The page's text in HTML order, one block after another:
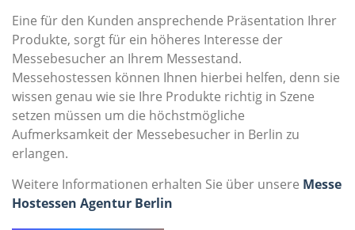
Eine für den Kunden ansprechende Präsentation Ihrer
Produkte, sorgt für ein höheres Interesse der
Messebesucher an Ihrem Messestand.
Messehostessen können Ihnen hierbei helfen, denn sie
wissen genau wie sie Ihre Produkte richtig in Szene
setzen müssen um die höchstmögliche
Aufmerksamkeit der Messebesucher in Berlin zu
erlangen.
Weitere Informationen erhalten Sie über unsere Messe
Hostessen Agentur Berlin